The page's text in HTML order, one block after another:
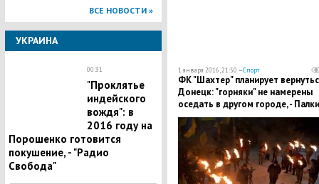
ВСЕ НОВОСТИ »
УКРАИНА
00:31
"Проклятье
индейского
вождя": в
2016 году на
Порошенко готовится
покушение, - "Радио
Свобода"
1 января 2016, 21:50 —Спорт
ФК "Шахтер" планирует
Донецк: "горняки" не намерены
оседать в другом городе, -